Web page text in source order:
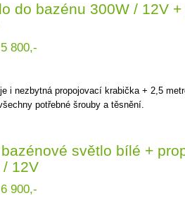
do bazénu 300W / 12V
800,-
i nezbytná propojovací krabička + 2,5
potřebné šrouby a těsnění.
světlo bílé +
/ 12V
900,-